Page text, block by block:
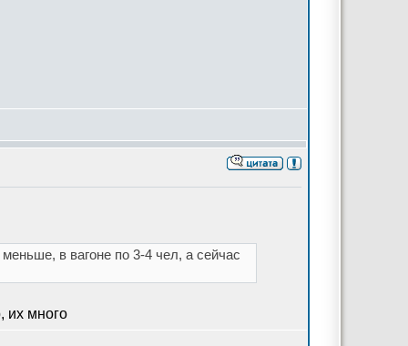
в вагоне по 3-4 чел, а сейчас
их много